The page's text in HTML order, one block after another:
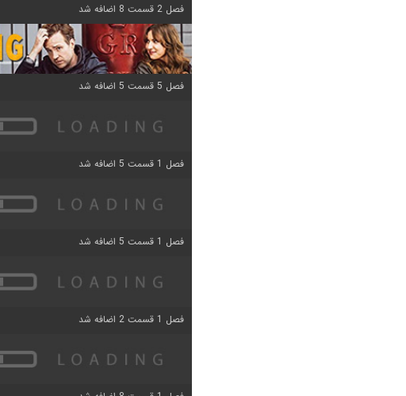
فصل 2 قسمت 8 اضافه شد
فصل 5 قسمت 5 اضافه شد
فصل 1 قسمت 5 اضافه شد
فصل 1 قسمت 5 اضافه شد
فصل 1 قسمت 2 اضافه شد